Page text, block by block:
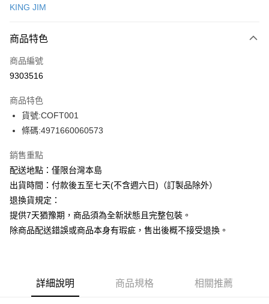
街口支付
悠遊付
運送方式
下單前請先詢問庫存
每筆NT$130，滿NT$2,500(含以上)免運費
KING JIM
商品特色
商品編號
9303516
商品特色
貨號:COFT001
條碼:4971660060573
銷售重點
配送地點：僅限台灣本島
出貨時間：付款後五至七天(不含週六日)（訂製品除外）
退換貨規定：
提供7天猶豫期，商品須為全新狀態且完整包裝。
除商品配送錯誤或商品本身有瑕疵，售出後概不接受退換。
詳細說明 商品規格 相關推薦